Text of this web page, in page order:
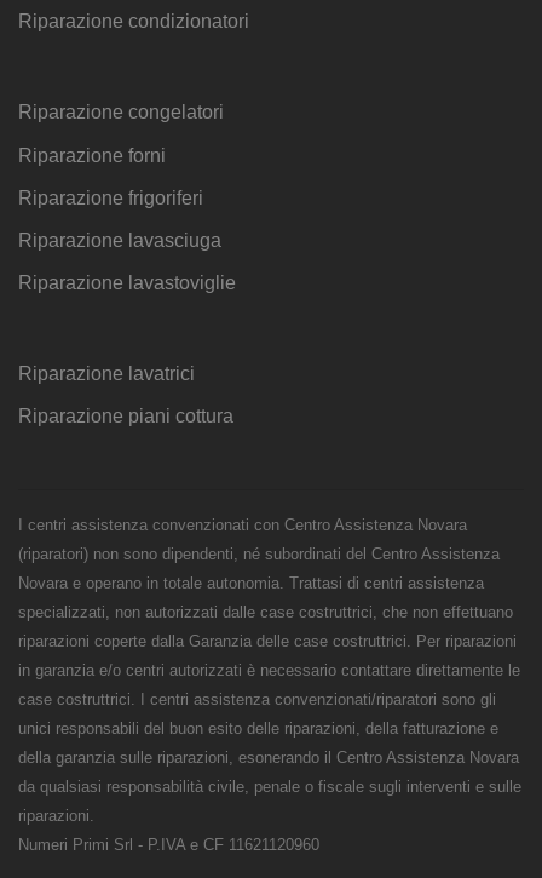
Riparazione condizionatori
Riparazione congelatori
Riparazione forni
Riparazione frigoriferi
Riparazione lavasciuga
Riparazione lavastoviglie
Riparazione lavatrici
Riparazione piani cottura
I centri assistenza convenzionati con Centro Assistenza Novara
(riparatori) non sono dipendenti, né subordinati del Centro Assistenza
Novara e operano in totale autonomia. Trattasi di centri assistenza
specializzati, non autorizzati dalle case costruttrici, che non effettuano
riparazioni coperte dalla Garanzia delle case costruttrici. Per riparazioni
in garanzia e/o centri autorizzati è necessario contattare direttamente le
case costruttrici. I centri assistenza convenzionati/riparatori sono gli
unici responsabili del buon esito delle riparazioni, della fatturazione e
della garanzia sulle riparazioni, esonerando il Centro Assistenza Novara
da qualsiasi responsabilità civile, penale o fiscale sugli interventi e sulle
riparazioni.
Numeri Primi Srl - P.IVA e CF 11621120960